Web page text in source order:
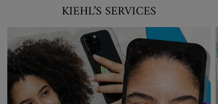
KIEHL’S SERVICES